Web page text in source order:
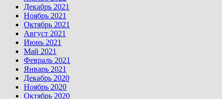
Декабрь 2021
Ноябрь 2021
Октябрь 2021
Август 2021
Июнь 2021
Май 2021
Февраль 2021
Январь 2021
Декабрь 2020
Ноябрь 2020
Октябрь 2020